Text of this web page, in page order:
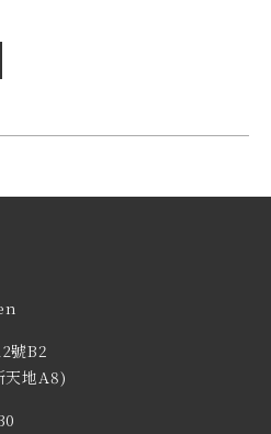
號B2
天地A8)